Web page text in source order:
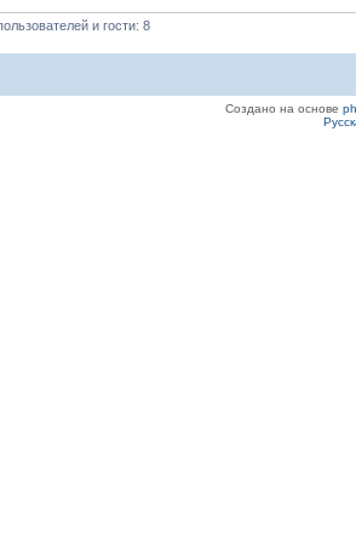
и гости: 8
Создано на основе